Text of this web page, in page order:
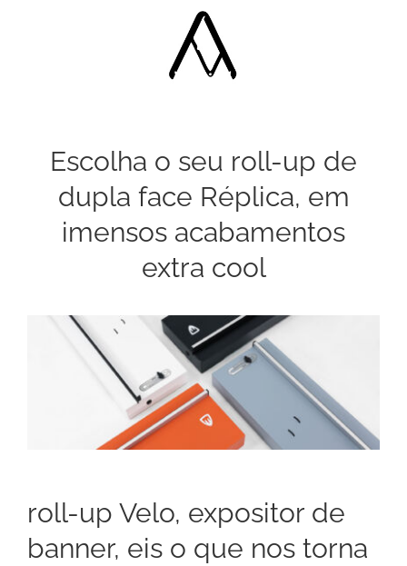
Escolha o seu roll-up de
dupla face Réplica, em
imensos acabamentos
extra cool
roll-up Velo, expositor de
banner, eis o que nos torna